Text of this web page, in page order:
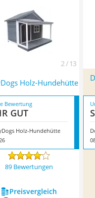
2 / 13
Holz-Hundehütte
Bewertung
GUT
Holz-Hundehütte
89 Bewertungen
Preis­vergleich